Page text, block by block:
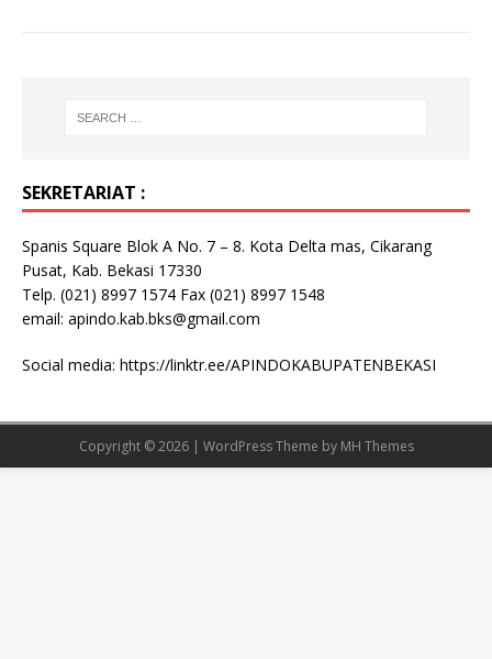
SEKRETARIAT :
Spanis Square Blok A No. 7 – 8. Kota Delta mas, Cikarang
Pusat, Kab. Bekasi 17330
Telp. (021) 8997 1574 Fax (021) 8997 1548
email: apindo.kab.bks@gmail.com
Social media: https://linktr.ee/APINDOKABUPATENBEKASI
Copyright © 2026 | WordPress Theme by MH Themes